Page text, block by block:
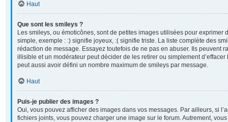
Haut
Que sont les smileys ?
Les smileys, ou émoticônes, sont de petites images utilisées pour exprimer
simple, exemple : :) signifie joyeux, :( signifie triste. La liste complète des
rédaction de message. Essayez toutefois de ne pas en abuser. Ils peuvent
illisible et un modérateur peut décider de les retirer ou simplement d’effacer
peut aussi avoir défini un nombre maximum de smileys par message.
Haut
Puis-je publier des images ?
Oui, vous pouvez afficher des images dans vos messages. Par ailleurs, si
fichiers joints, vous pouvez charger une image sur le forum. Autrement,